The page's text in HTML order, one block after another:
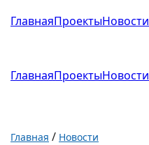
ГлавнаяПроектыНовости
ГлавнаяПроектыНовости
Главная / Новости